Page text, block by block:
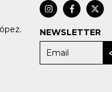
NEWSLETTER